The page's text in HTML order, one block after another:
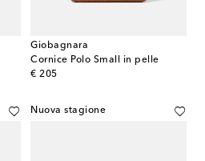
Giobagnara
Cornice Polo Small in pelle
€ 205
original price
Nuova stagione